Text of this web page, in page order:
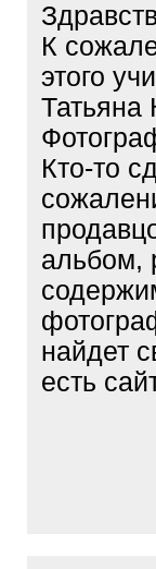
К
этого
Татьяна
Кто-то
альбом,
найдет
есть